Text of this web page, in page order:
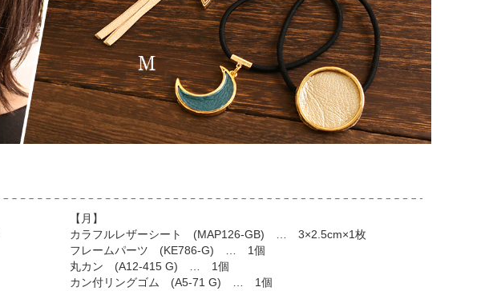
【月】
カラフルレザーシート (MAP126-GB) … 3×2.5cm×1枚
フレームパーツ (KE786-G) … 1個
丸カン (A12-415 G) … 1個
カン付リングゴム (A5-71 G) … 1個